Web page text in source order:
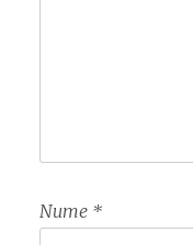
Nume *